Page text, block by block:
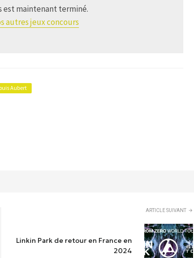
est maintenant terminé.
autres jeux concours
Aubert
ARTICLE SUIVANT
Linkin Park de retour en France en
2024